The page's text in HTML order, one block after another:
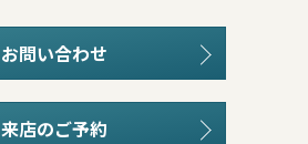
お問い合わせ
来店のご予約